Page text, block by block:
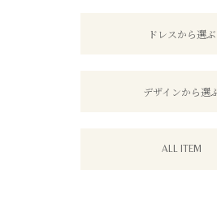
ドレスから選ぶ
デザインから選
ALL ITEM